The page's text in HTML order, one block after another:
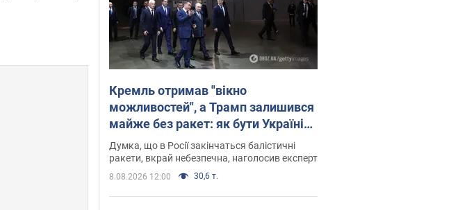
Кремль отримав "вікно
можливостей", а Трамп залишився
майже без ракет: як бути Україні?
Інтерв’ю з Мельником
Думка, що в Росії закінчаться балістичні
ракети, вкрай небезпечна, наголосив експерт
8.08.2026 12:00 30,6 т.